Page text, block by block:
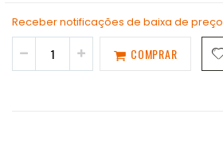
Receber notificações de baixa de preço
COMPRAR